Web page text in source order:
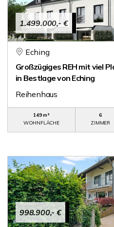
1.499.000,- €
Eching
Großzügiges REH mit viel
in Bestlage von Eching
Reihenhaus
149 m²
WOHNFLÄCHE
6
ZIMMER
998.900,- €